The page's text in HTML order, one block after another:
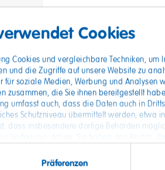
Cookies
Cookies und vergleichbare Techniken,
und die Zugriffe auf unsere Website zu
für soziale Medien, Werbung und Analysen
zusammen, die Sie ihnen bereitgestellt
umfasst auch, dass die Daten auch in
Schutzniveau übermittelt werden, etwa
dass insbesondere dortige Behörden
Sie
hier.
Präferenzen
, Spät- und Nachtschicht)